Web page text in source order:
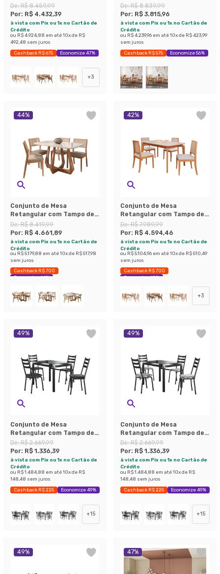
Vidro Off White Ficus e 4
Cadeiras Damasco Linho
Cru e Madeira 130 cm
De:R$ 8.459,99
Por: R$ 4.432,39
à vista com Pix ou 1x no Cartão de
Crédito
ou R$ 4.924,88 em até10x de R$
492,48 sem juros
Cashback R$ 675 Economize 47%
+3
Vidro Off White Talia e 4
Cadeiras Prada Gold Linho
Palha e Imbuia
De:R$ 8.839,99
Por: R$ 3.815,96
à vista com Pix ou 1x no Cartão de
Crédito
ou R$ 4.239,96 em até10x de R$ 423,99
sem juros
Cashback R$ 575 Economize 56%
44%
Conjunto de Mesa
Retangular com Tampo de
Vidro Off White Bromélia e 4
Cadeiras Oiti Linho Bege e
Madeira 130 cm
De:R$ 8.419,99
Por: R$ 4.661,89
à vista com Pix ou 1x no Cartão de
Crédito
ou R$ 5.179,88 em até10x de R$ 517,98
sem juros
Cashback R$ 700
Economize 44%
42%
Conjunto de Mesa
Retangular com Tampo de
Vidro Off White Ficus e 4
Cadeiras Buriti Linho Cinza
e Madeira 130 cm
De:R$ 7.989,99
Por: R$ 4.594,46
à vista com Pix ou 1x no Cartão de
Crédito
ou R$ 5.104,96 em até10x de R$ 510,49
sem juros
Cashback R$ 700
Economize 42%
+3
49%
Conjunto de Mesa
Retangular com Tampo de
Vidro Malva e 4 Cadeiras
New Revestimento
Sintético Floral Dourado e
Preto 107 cm
De:R$ 2.669,99
Por: R$ 1.336,39
à vista com Pix ou 1x no Cartão de
Crédito
ou R$ 1.484,88 em até10x de R$
148,48 sem juros
Cashback R$ 225 Economize 49%
+15
49%
Conjunto de Mesa
Retangular com Tampo de
Vidro Malva e 4 Cadeiras
New Revestimento
Sintético Floral Cinza e
Preto 107 cm
De:R$ 2.669,99
Por: R$ 1.336,39
à vista com Pix ou 1x no Cartão de
Crédito
ou R$ 1.484,88 em até10x de R$
148,48 sem juros
Cashback R$ 225 Economize 49%
+15
49% 47%